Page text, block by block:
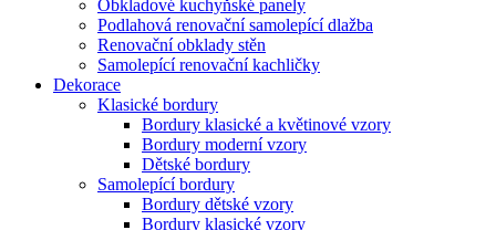
Obkladové kuchyňské panely
Podlahová renovační samolepící dlažba
Renovační obklady stěn
Samolepící renovační kachličky
Dekorace
Klasické bordury
Bordury klasické a květinové vzory
Bordury moderní vzory
Dětské bordury
Samolepící bordury
Bordury dětské vzory
Bordury klasické vzory